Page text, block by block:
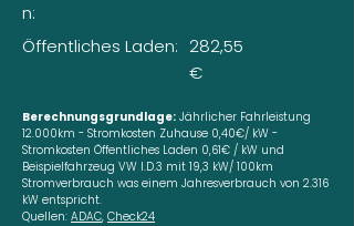
n:
Öffentliches Laden: 282,55
€
Berechnungsgrundlage: Jährlicher Fahrleistung
12.000km - Stromkosten Zuhause 0,40€/ kW -
Stromkosten Öffentliches Laden 0,61€ / kW und
Beispielfahrzeug VW I.D.3 mit 19,3 kW/ 100km
Stromverbrauch was einem Jahresverbrauch von 2.316
kW entspricht.
Quellen: ADAC, Check24